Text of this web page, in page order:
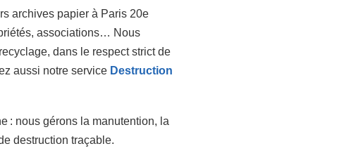
archives papier à Paris 20e
associations… Nous
dans le respect strict de
aussi notre service Destruction
: nous gérons la manutention, la
destruction traçable.